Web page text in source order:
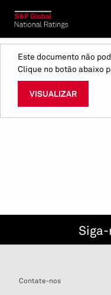
Este documento não
Clique no botão abaixo
VISUALIZAR
Contate-nos